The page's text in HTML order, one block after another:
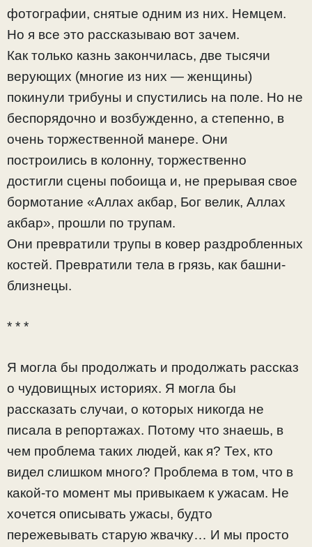
фотографии, снятые одним из них. Немцем.
Но я все это рассказываю вот зачем.
Как только казнь закончилась, две тысячи
верующих (многие из них — женщины)
покинули трибуны и спустились на поле. Но не
беспорядочно и возбужденно, а степенно, в
очень торжественной манере. Они
построились в колонну, торжественно
достигли сцены побоища и, не прерывая свое
бормотание «Аллах акбар, Бог велик, Аллах
акбар», прошли по трупам.
Они превратили трупы в ковер раздробленных
костей. Превратили тела в грязь, как башни-
близнецы.
* * *
Я могла бы продолжать и продолжать рассказ
о чудовищных историях. Я могла бы
рассказать случаи, о которых никогда не
писала в репортажах. Потому что знаешь, в
чем проблема таких людей, как я? Тех, кто
видел слишком много? Проблема в том, что в
какой-то момент мы привыкаем к ужасам. Не
хочется описывать ужасы, будто
пережевывать старую жвачку… И мы просто